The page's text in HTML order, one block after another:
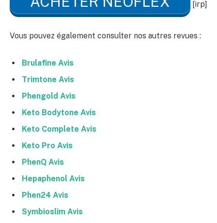
[irp]
Vous pouvez également consulter nos autres revues :
Brulafine Avis
Trimtone Avis
Phengold Avis
Keto Bodytone Avis
Keto Complete Avis
Keto Pro Avis
PhenQ Avis
Hepaphenol Avis
Phen24 Avis
Symbioslim Avis